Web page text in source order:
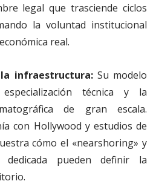
legal que trasciende ciclos
la voluntad institucional
real.
infraestructura:Su modelo
técnica y la
de gran escala.
con Hollywood y estudios de
cómo el «nearshoring» y
dedicada pueden definir la